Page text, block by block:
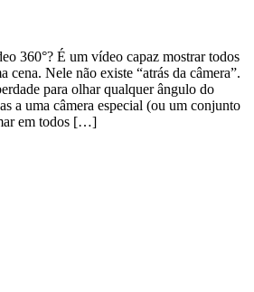
360°? É um vídeo capaz mostrar todos
cena. Nele não existe “atrás da câmera”.
para olhar qualquer ângulo do
a uma câmera especial (ou um conjunto
em todos […]